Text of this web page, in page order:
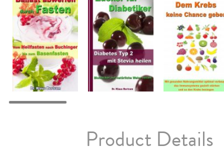
Product Details